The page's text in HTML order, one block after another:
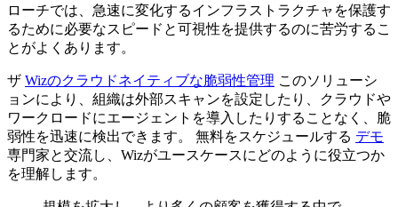
ローチでは、急速に変化するインフラストラクチャを保護す
るために必要なスピードと可視性を提供するのに苦労するこ
とがよくあります。
ザ Wizのクラウドネイティブな脆弱性管理 このソリューシ
ョンにより、組織は外部スキャンを設定したり、クラウドや
ワークロードにエージェントを導入したりすることなく、脆
弱性を迅速に検出できます。 無料をスケジュールする デモ
専門家と交流し、Wizがユースケースにどのように役立つか
を理解します。